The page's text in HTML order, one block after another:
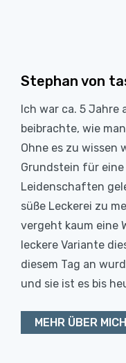
Stephan von
Ich war ca. 5
beibrachte, wie
Ohne es zu wissen
Grundstein für
Leidenschaften
süße Leckerei zu
vergeht kaum eine
leckere Variante
diesem Tag an
und sie ist es bis
MEHR ÜBER MICH